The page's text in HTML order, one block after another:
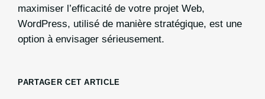
maximiser l’efficacité de votre projet Web,
WordPress, utilisé de manière stratégique, est une
option à envisager sérieusement.
PARTAGER CET ARTICLE